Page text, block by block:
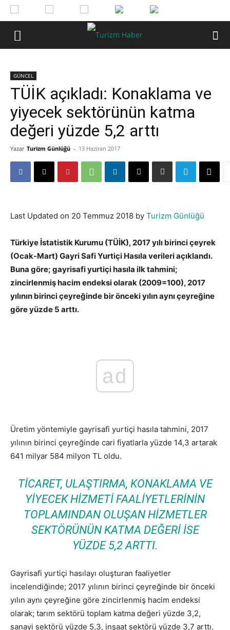
GÜNCEL
TÜİK açıkladı: Konaklama ve
yiyecek sektörünün katma
değeri yüzde 5,2 arttı
Yazar Turizm Günlüğü - 13 Haziran 2017
Last Updated on 20 Temmuz 2018 by Turizm Günlüğü
Türkiye İstatistik Kurumu (TÜİK), 2017 yılı birinci çeyrek
(Ocak-Mart) Gayri Safi Yurtiçi Hasıla verileri açıklandı.
Buna göre; gayrisafi yurtiçi hasıla ilk tahmini;
zincirlenmiş hacim endeksi olarak (2009=100), 2017
yılının birinci çeyreğinde bir önceki yılın aynı çeyreğine
göre yüzde 5 arttı.
ad
Üretim yöntemiyle gayrisafi yurtiçi hasıla tahmini, 2017
yılının birinci çeyreğinde cari fiyatlarla yüzde 14,3 artarak
641 milyar 584 milyon TL oldu.
TICARET, ULAŞTIRMA, KONAKLAMA VE
YIYECEK HIZMETI FAALIYETLERININ
TOPLAMINDAN OLUŞAN HIZMETLER
SEKTÖRÜNÜN KATMA DEĞERI ISE
YÜZDE 5,2 ARTTI.
Gayrisafi yurtiçi hasılayı oluşturan faaliyetler
incelendiğinde; 2017 yılının birinci çeyreğinde bir önceki
yılın aynı çeyreğine göre zincirlenmiş hacim endeksi
olarak; tarım sektörü toplam katma değeri yüzde 3,2,
sanayi sektörü yüzde 5,3, inşaat sektörü yüzde 3,7 arttı.